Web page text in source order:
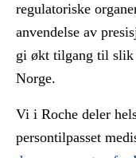
regulatoriske
anvendelse av
gi økt tilgang til slik
Norge.
Vi i Roche deler
persontilpasset